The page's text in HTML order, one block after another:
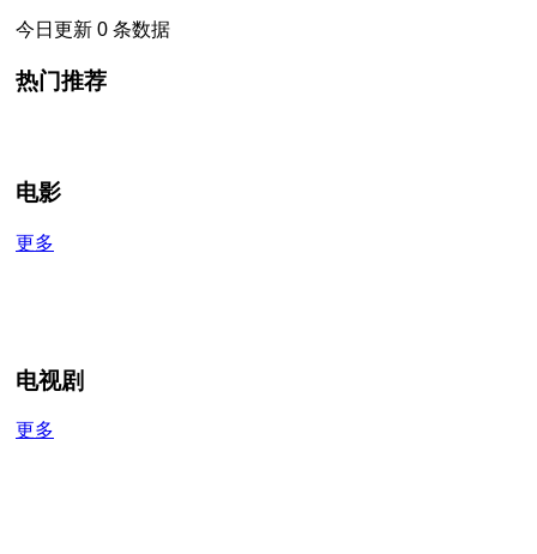
今日更新 0 条数据
热门推荐
电影
更多
电视剧
更多